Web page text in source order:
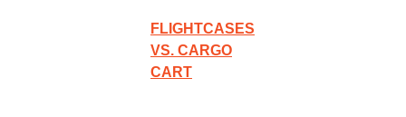
FLIGHTCASES
VS. CARGO
CART